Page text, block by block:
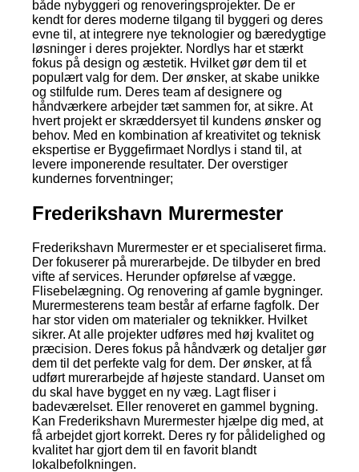
både nybyggeri og renoveringsprojekter. De er
kendt for deres moderne tilgang til byggeri og deres
evne til, at integrere nye teknologier og bæredygtige
løsninger i deres projekter. Nordlys har et stærkt
fokus på design og æstetik. Hvilket gør dem til et
populært valg for dem. Der ønsker, at skabe unikke
og stilfulde rum. Deres team af designere og
håndværkere arbejder tæt sammen for, at sikre. At
hvert projekt er skræddersyet til kundens ønsker og
behov. Med en kombination af kreativitet og teknisk
ekspertise er Byggefirmaet Nordlys i stand til, at
levere imponerende resultater. Der overstiger
kundernes forventninger;
Frederikshavn Murermester
Frederikshavn Murermester er et specialiseret firma.
Der fokuserer på murerarbejde. De tilbyder en bred
vifte af services. Herunder opførelse af vægge.
Flisebelægning. Og renovering af gamle bygninger.
Murermesterens team består af erfarne fagfolk. Der
har stor viden om materialer og teknikker. Hvilket
sikrer. At alle projekter udføres med høj kvalitet og
præcision. Deres fokus på håndværk og detaljer gør
dem til det perfekte valg for dem. Der ønsker, at få
udført murerarbejde af højeste standard. Uanset om
du skal have bygget en ny væg. Lagt fliser i
badeværelset. Eller renoveret en gammel bygning.
Kan Frederikshavn Murermester hjælpe dig med, at
få arbejdet gjort korrekt. Deres ry for pålidelighed og
kvalitet har gjort dem til en favorit blandt
lokalbefolkningen.